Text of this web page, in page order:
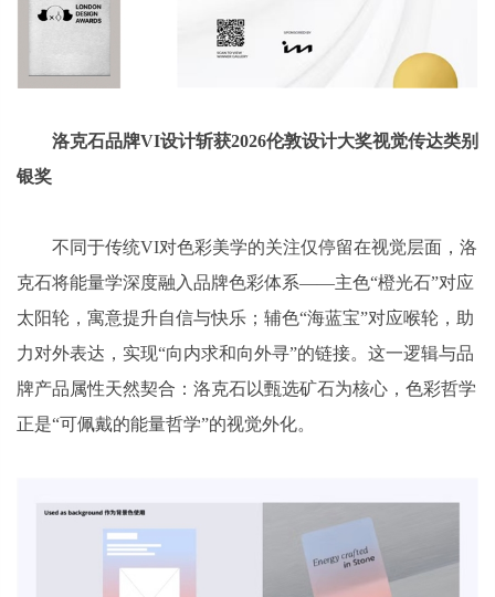
洛克石品牌VI设计斩获2026伦敦设计大奖视觉传达类别
银奖
不同于传统VI对色彩美学的关注仅停留在视觉层面，洛
克石将能量学深度融入品牌色彩体系——主色“橙光石”对应
太阳轮，寓意提升自信与快乐；辅色“海蓝宝”对应喉轮，助
力对外表达，实现“向内求和向外寻”的链接。这一逻辑与品
牌产品属性天然契合：洛克石以甄选矿石为核心，色彩哲学
正是“可佩戴的能量哲学”的视觉外化。